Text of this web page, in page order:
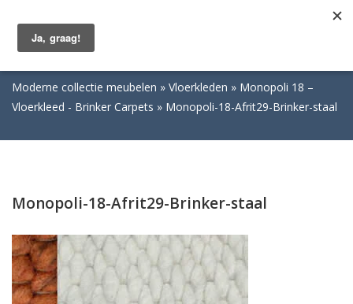
Moderne collectie meubelen Vloerkleden
Monopoli 18 –
Vloerkleed - Brinker Carpets
Monopoli-18-Afrit29-Brinker-staal
Monopoli-18-Afrit29-Brinker-staal